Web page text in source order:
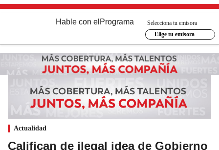
Hable con el Programa
Selecciona tu emisora
Elige tu emisora
Actualidad
Califican de ilegal idea de Gobierno